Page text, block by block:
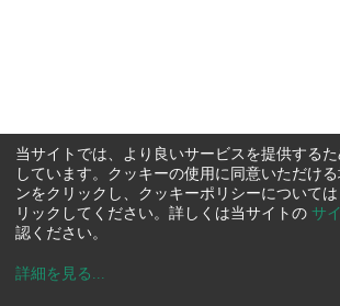
当サイトでは、より良いサービスを提供する
しています。クッキーの使用に同意いただけ
ンをクリックし、クッキーポリシーについて
リックしてください。詳しくは当サイトの サ
認ください。
詳細を見る ...